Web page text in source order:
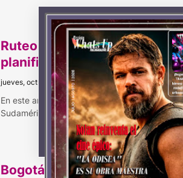
Ruteo dinámico, ¿por qué es
planificación de rutas
jueves, octubre 12, 2023
En este artículo, Emilio González, Head de
Sudamérica, explica la i…
Bogotá realizará este 29 de